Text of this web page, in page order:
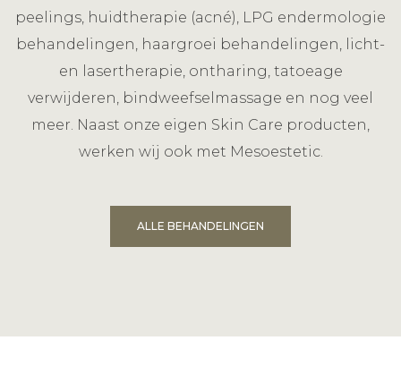
peelings, huidtherapie (acné), LPG endermologie
behandelingen, haargroei behandelingen, licht-
en lasertherapie, ontharing, tatoeage
verwijderen, bindweefselmassage en nog veel
meer. Naast onze eigen Skin Care producten,
werken wij ook met Mesoestetic.
ALLE BEHANDELINGEN